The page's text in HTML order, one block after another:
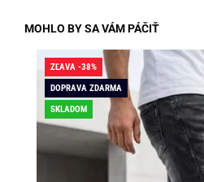
MOHLO BY SA VÁM PÁČIŤ
ZĽAVA -38%
DOPRAVA ZDARMA
SKLADOM